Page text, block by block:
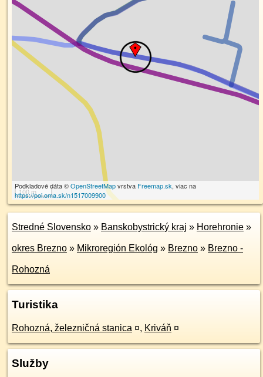
100 m
Podkladové dáta ©OpenStreetMapvrstva Freemap.sk, viac na
https://poi.oma.sk/n1517009900
Stredné Slovensko » Banskobystrický kraj » Horehronie »
okres Brezno » Mikroregión Ekológ » Brezno » Brezno -
Rohozná
Turistika
Rohozná, železničná stanica ¤, Kriváň ¤
Služby